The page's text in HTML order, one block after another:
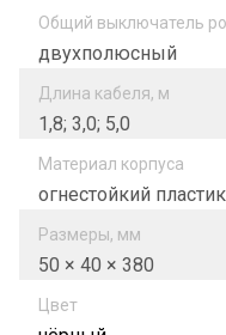
Общий выключатель
двухполюсный
Длина кабеля, м
1,8; 3,0; 5,0
Материал корпуса
огнестойкий пластик
Размеры, мм
50 × 40 × 380
Цвет